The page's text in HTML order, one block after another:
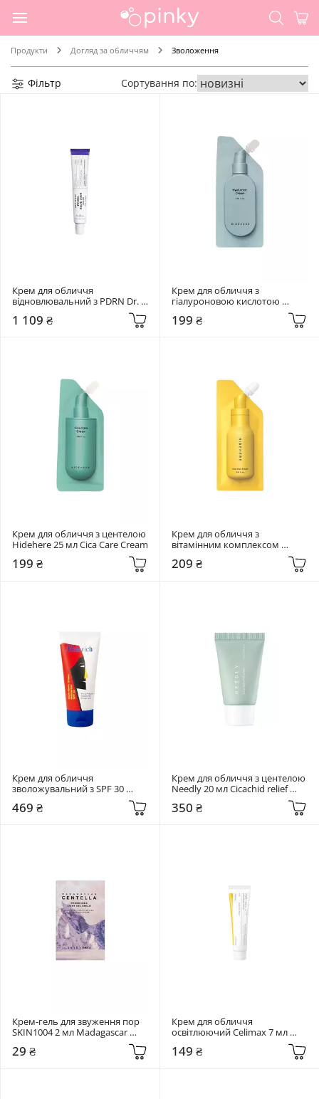
Продукти Догляд за обличчям Зволоження
Фільтр Сортування по:
Крем для обличчя
відновлювальний з PDRN Dr.
Althea 20 мл Reju 5000 Cream
1 109 ₴
Крем для обличчя з
гіалуроновою кислотою
Cream
199 ₴
Крем для обличчя з центелою
Hidehere 25 мл Cica Care Cream
199 ₴
Крем для обличчя з
вітамінним комплексом
Hidehere 25 мл Vita Elixir Cream
209 ₴
Крем для обличчя
зволожувальний з SPF 30
Cream Moisturizer SPF 30
469 ₴
Крем для обличчя з центелою
Needly 20 мл Cicachid relief
350 ₴
Крем-гель для звуження пор
SKIN1004 2 мл Madagascar
Centella Poremizing Light Gel
Cream
29 ₴
Крем для обличчя
освітлюючий Celimax 7 мл
Pore + Dark Spot Brightening
Cream
149 ₴